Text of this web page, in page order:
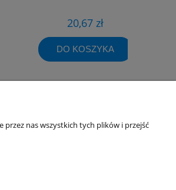
20,67 zł
DO KOSZYKA
sklepienas wszystkich tych plików i przejść